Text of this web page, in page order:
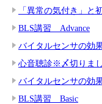
「異常の気付き」と
BLS講習 Advance
バイタルセンサの効
心音聴診※〆切りま
バイタルセンサの効
BLS講習 Basic